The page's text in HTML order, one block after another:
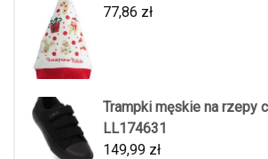
77,86 zł
Trampki męskie na rzepy
LL174631
149,99 zł